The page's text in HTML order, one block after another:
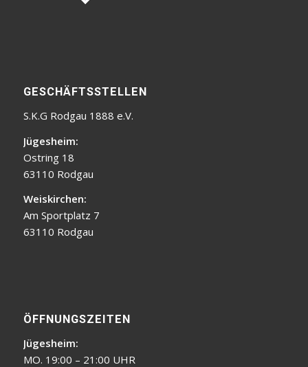
GESCHÄFTSSTELLEN
S.K.G Rodgau 1888 e.V.
Jügesheim:
Ostring 18
63110 Rodgau
Weiskirchen:
Am Sportplatz 7
63110 Rodgau
ÖFFNUNGSZEITEN
Jügesheim:
MO. 19:00 – 21:00 UHR